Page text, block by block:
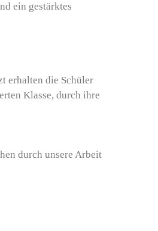
ein gestärktes
erhalten die Schüler
Klasse, durch ihre
durch unsere Arbeit